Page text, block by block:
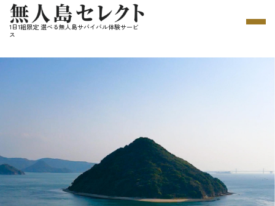
1日1組限定 選べる無人島サバイバル体験サービ
ス